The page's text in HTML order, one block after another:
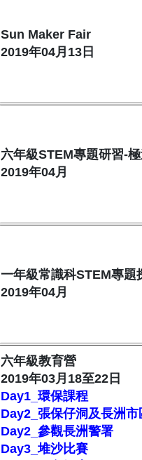
Sun Maker Fair
2019年04月13日
六年級STEM專題研習-
2019年04月
一年級常識科STEM專題
2019年04月
六年級教育營
2019年03月18至22日
Day1_環保課程
Day2_張保仔洞及長洲市
Day2_參觀長洲警署
Day3_堆沙比賽